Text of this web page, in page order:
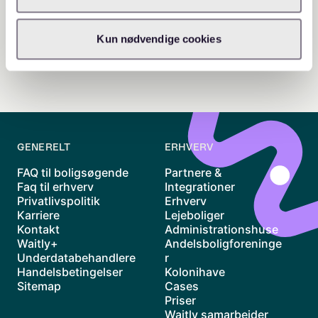
Kun nødvendige cookies
GENERELT
FAQ til boligsøgende
Faq til erhverv
Privatlivspolitik
Karriere
Kontakt
Waitly+
Underdatabehandlere
Handelsbetingelser
Sitemap
ERHVERV
Partnere &
Integrationer
Erhverv
Lejeboliger
Administrationshuse
Andelsboligforeninge
r
Kolonihave
Cases
Priser
Waitly samarbejder